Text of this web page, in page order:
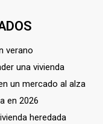
verano
una vivienda
un mercado al alza
en 2026
heredada